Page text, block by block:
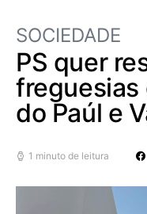
SOCIEDADE
PS quer
freguesias
do Paúl e
1 minuto de leitura